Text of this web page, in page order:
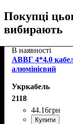
Покупці
вибирають
В наявності
АВВГ 4*4.0
алюмінієвий
Укркабель
2118
44.16грн
Купити